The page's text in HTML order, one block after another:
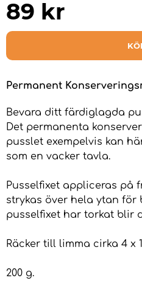
89 kr
Permanent
Bevara ditt färdiglagda
Det permanenta
pusslet exempelvis kan
som en vacker tavla.
Pusselfixet appliceras på
strykas över hela ytan för
pusselfixet har torkat blir
Räcker till limma cirka 4 x
200 g.